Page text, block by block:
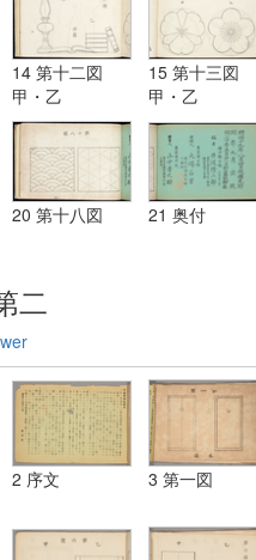
14 第十二図
甲・乙
15 第十三図
甲・乙
20 第十八図 21 奥付
二
2 序文 3 第一図